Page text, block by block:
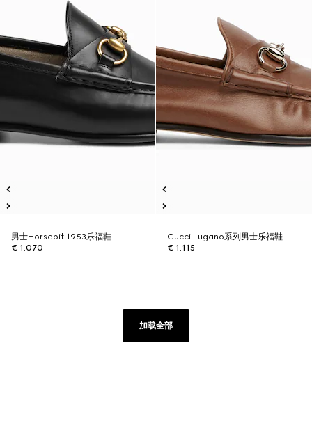
男士Horsebit 1953乐福鞋
€ 1.070
Gucci Lugano系列男士乐福鞋
€ 1.115
加载全部